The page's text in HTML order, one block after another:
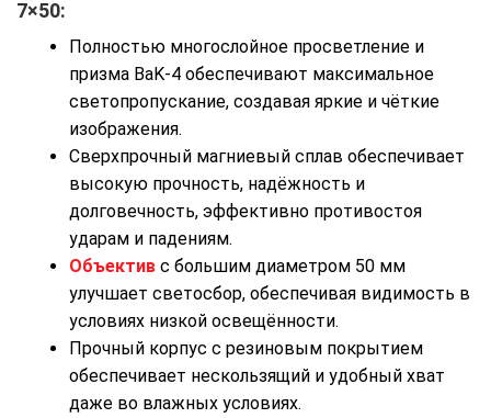
7×50:
Полностью многослойное просветление и
призма BaK-4 обеспечивают максимальное
светопропускание, создавая яркие и чёткие
изображения.
Сверхпрочный магниевый сплав обеспечивает
высокую прочность, надёжность и
долговечность, эффективно противостоя
ударам и падениям.
Объектив с большим диаметром 50 мм
улучшает светосбор, обеспечивая видимость в
условиях низкой освещённости.
Прочный корпус с резиновым покрытием
обеспечивает нескользящий и удобный хват
даже во влажных условиях.